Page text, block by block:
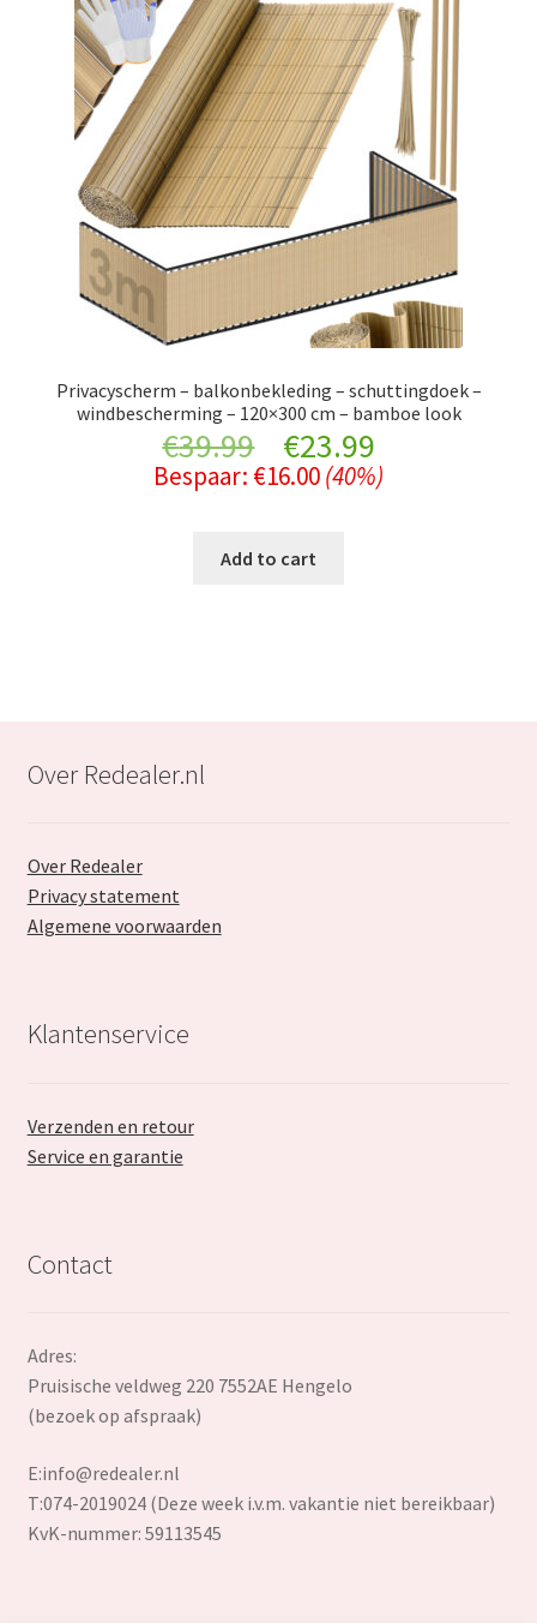
Privacyscherm – balkonbekleding – schuttingdoek –
windbescherming – 120×300 cm – bamboe look
€39.99
Original
price
was:
€23.99Current
price
Bespaar: €16.00(40%)
Add to cart
Over Redealer.nl
Over Redealer
Privacy statement
Algemene voorwaarden
Klantenservice
Verzenden en retour
Service en garantie
Contact
Adres:
Pruisische veldweg 220 7552AE Hengelo
(bezoek op afspraak)
E:info@redealer.nl
T:074-2019024 (Deze week i.v.m. vakantie niet bereikbaar)
KvK-nummer: 59113545